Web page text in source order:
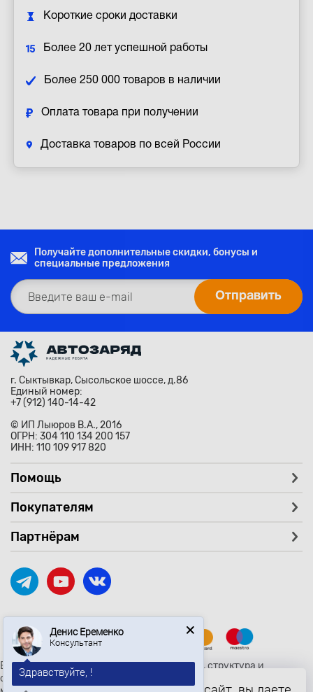
Короткие сроки доставки
Более 20 лет успешной работы
Более 250 000 товаров в наличии
Оплата товара при получении
Доставка товаров по всей России
Получайте дополнительные скидки, бонусы и
специальные предложения
г. Сыктывкар, Сысольское шоссе, д.86
Единый номер:
+7 (912) 140-14-42
© ИП Лыюров В.А., 2016
ОГРН: 304 110 134 200 157
ИНН: 110 109 917 820
Помощь
Покупателям
Партнёрам
Вся текстовая и графическая информация, структура и
оформление страницы avtozaryad.ru защищены российскими и
Денис Еременко
Консультант
Здравствуйте, !